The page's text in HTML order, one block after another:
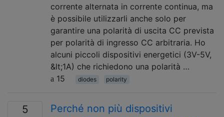
corrente alternata in corrente continua, ma
è possibile utilizzarli anche solo per
garantire una polarità di uscita CC prevista
per polarità di ingresso CC arbitraria. Ho
alcuni piccoli dispositivi energetici (3V-5V,
&lt;1A) che richiedono una polarità …
15
diodes polarity
5
Perché non più dispositivi